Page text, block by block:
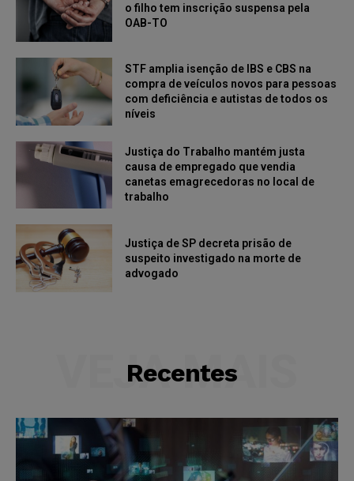
o filho tem inscrição suspensa pela
OAB-TO
STF amplia isenção de IBS e CBS na
compra de veículos novos para pessoas
com deficiência e autistas de todos os
níveis
Justiça do Trabalho mantém justa
causa de empregado que vendia
canetas emagrecedoras no local de
trabalho
Justiça de SP decreta prisão de
suspeito investigado na morte de
advogado
Recentes
VEJA MAIS